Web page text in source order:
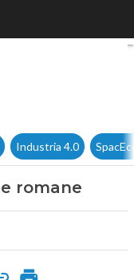
per le aziende
Industria 4.0
romane